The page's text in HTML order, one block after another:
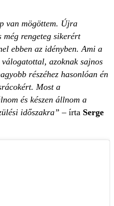
van mögöttem. Újra
még rengeteg sikerért
ebben az idényben. Ami a
azoknak sajnos
részéhez hasonlóan én
Most a
és készen állnom a
időszakra”– írta Serge